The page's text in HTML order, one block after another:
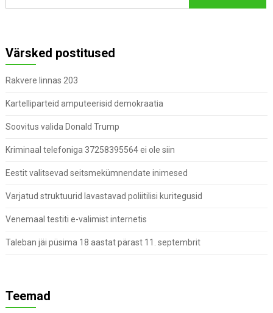
Värsked postitused
Rakvere linnas 203
Kartelliparteid amputeerisid demokraatia
Soovitus valida Donald Trump
Kriminaal telefoniga 37258395564 ei ole siin
Eestit valitsevad seitsmekümnendate inimesed
Varjatud struktuurid lavastavad poliitilisi kuritegusid
Venemaal testiti e-valimist internetis
Taleban jäi püsima 18 aastat pärast 11. septembrit
Teemad